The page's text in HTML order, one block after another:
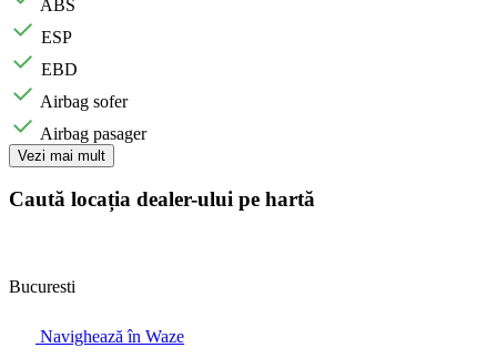
ABS
ESP
EBD
Airbag sofer
Airbag pasager
Vezi mai mult
Caută locația dealer-ului pe hartă
Bucuresti
Navighează în Waze